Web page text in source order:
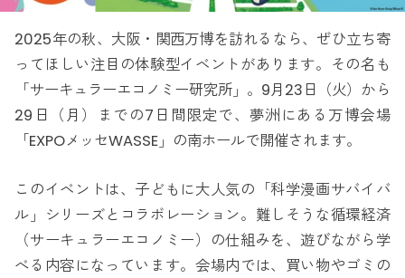
2025年の秋、大阪・関西万博を訪れるなら、ぜひ立ち寄
ってほしい注目の体験型イベントがあります。その名も
「サーキュラーエコノミー研究所」。9月23日（火）から
29日（月）までの7日間限定で、夢洲にある万博会場
「EXPOメッセWASSE」の南ホールで開催されます。
このイベントは、子どもに大人気の「科学漫画サバイバ
ル」シリーズとコラボレーション。難しそうな循環経済
（サーキュラーエコノミー）の仕組みを、遊びながら学
べる内容になっています。会場内では、買い物やゴミの